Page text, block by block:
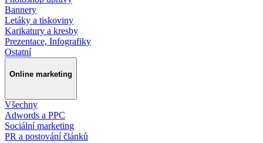
Bannery
Letáky a tiskoviny
Karikatury a kresby
Prezentace, Infografiky
Ostatní
Online marketing
Všechny
Adwords a PPC
Sociální marketing
PR a postování článků